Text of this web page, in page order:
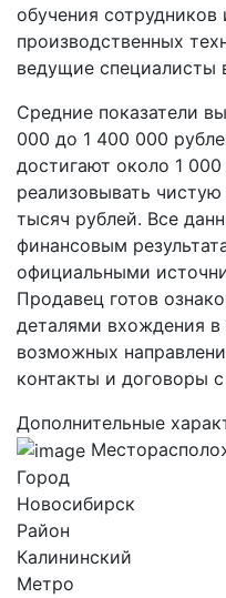
обучения сотрудников
производственных
ведущие специалисты
Средние показатели
000 до 1 400 000
достигают около 1
реализовывать
тысяч рублей. Все
финансовым
официальными
Продавец готов
деталями вхождения в
возможных
контакты и договоры
Дополнительные
Город
Новосибирск
Район
Калининский
Метро